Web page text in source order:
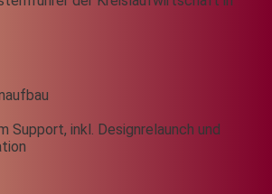
Support, inkl. Designrelaunch und